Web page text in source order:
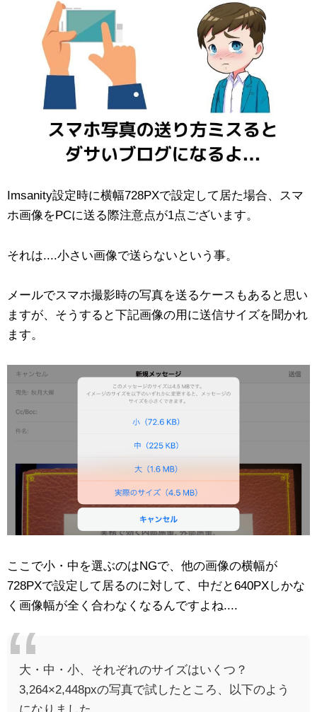
Imsanity設定時に横幅728PXで設定して居た場合、スマ
ホ画像をPCに送る際注意点が1点ございます。
それは....小さい画像で送らないという事。
メールでスマホ撮影時の写真を送るケースもあると思い
ますが、そうすると下記画像の用に送信サイズを聞かれ
ます。
ここで小・中を選ぶのはNGで、他の画像の横幅が
728PXで設定して居るのに対して、中だと640PXしかな
く画像幅が全く合わなくなるんですよね....
大・中・小、それぞれのサイズはいくつ？
3,264×2,448pxの写真で試したところ、以下のよう
になりました。